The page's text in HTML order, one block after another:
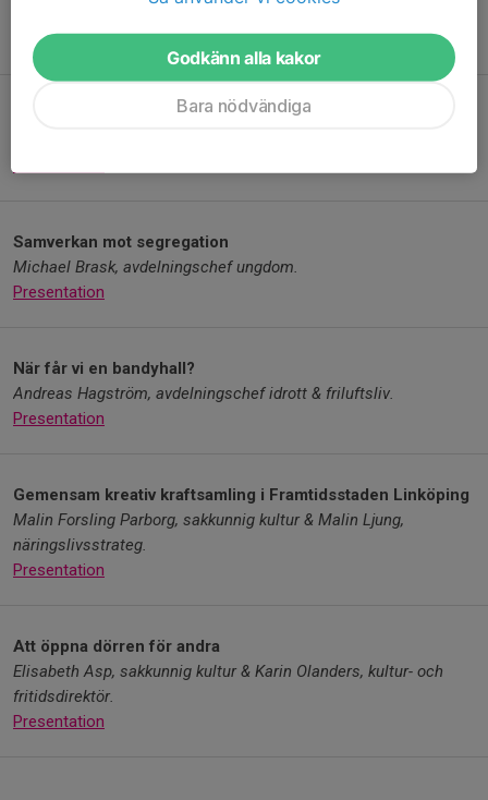
Presentation
Framtidens mötesplats för bildning och demokrati
Samverkan mot segregation
Michael Brask, avdelningschef ungdom.
Presentation
När får vi en bandyhall?
Andreas Hagström, avdelningschef idrott & friluftsliv.
Presentation
Gemensam kreativ kraftsamling i Framtidsstaden Linköping
Malin Forsling Parborg, sakkunnig kultur & Malin Ljung,
näringslivsstrateg.
Presentation
Att öppna dörren för andra
Elisabeth Asp, sakkunnig kultur & Karin Olanders, kultur- och
fritidsdirektör.
Presentation
Godkänn alla kakor
Bara nödvändiga